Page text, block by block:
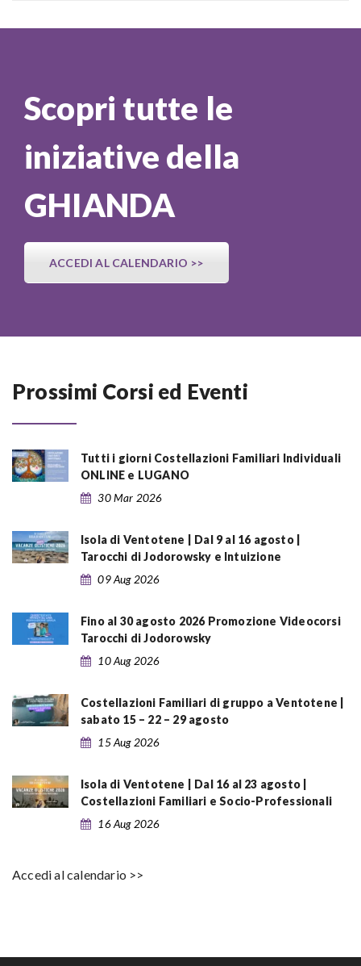
Scopri tutte le
iniziative della
GHIANDA
ACCEDI AL CALENDARIO >>
Prossimi Corsi ed Eventi
Tutti i giorni Costellazioni Familiari Individuali
ONLINE e LUGANO
30 Mar 2026
Isola di Ventotene | Dal 9 al 16 agosto |
Tarocchi di Jodorowsky e Intuizione
09 Aug 2026
Fino al 30 agosto 2026 Promozione Videocorsi
Tarocchi di Jodorowsky
10 Aug 2026
Costellazioni Familiari di gruppo a Ventotene |
sabato 15 – 22 – 29 agosto
15 Aug 2026
Isola di Ventotene | Dal 16 al 23 agosto |
Costellazioni Familiari e Socio-Professionali
16 Aug 2026
Accedi al calendario >>